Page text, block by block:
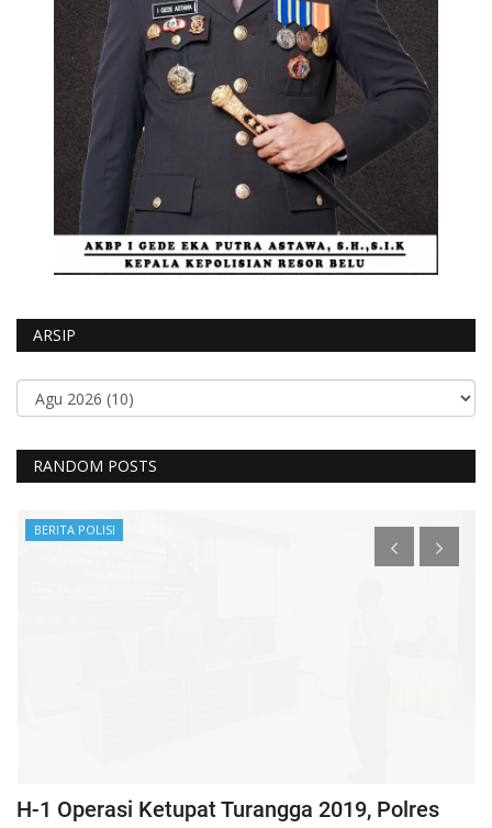
ARSIP
RANDOM POSTS
BERITA POLISI
H-1 Operasi Ketupat Turangga 2019, Polres